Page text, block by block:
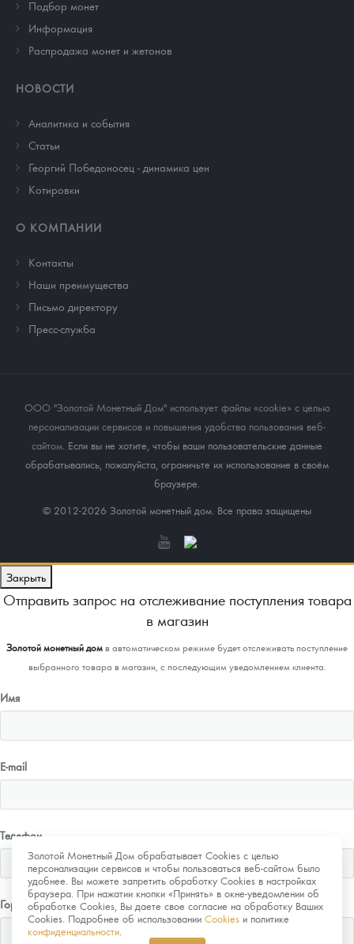
Подбор монет
Информация
Распродажа монет и жетонов
НОВОСТИ
Аналитика и события
Cтатьи
Георгий Победоносец - динамика цен
Котировки
О КОМПАНИИ
Контакты
Наши преимущества
Письмо директору
Пресс-служба
ООО "Золотой Монетный Дом" использует файлы «cookie» с целью
персонализации сервисов и повышения удобства пользования веб-
сайтом. Если вы не хотите, чтобы ваши пользовательские данные
обрабатывались, пожалуйста, ограничьте их использование в своём
браузере.
© 2012-2026 Золотой монетный дом. Все права защищены
Золотой Монетный Дом обрабатывает Cookies с целью
персонализации сервисов и чтобы пользоваться веб-сайтом было
удобнее. Вы можете запретить обработку Cookies в настройках
браузера. При нажатии кнопки «Принять» в окне-уведомлении об
обработке Cookies, Вы даете свое согласие на обработку Ваших
Cookies. Подробнее об использовании Cookies и политике
конфиденциальности
Закрыть
Отправить запрос на отслеживание поступления товара
в магазин
Золотой монетный домв автоматическом режиме будет отслеживать поступление
выбранного товара в магазин, с последующим уведомлением клиента.
Имя
E-mail
Телефон
Город